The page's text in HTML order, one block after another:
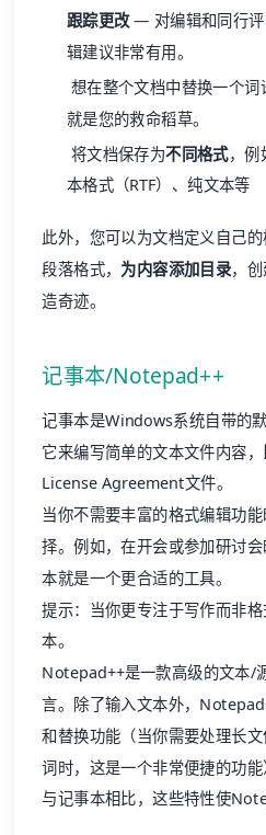
跟踪更改— 对编辑和同行评
辑建议非常有用。
想在整个文档中替换一个词
就是您的救命稻草。
将文档保存为不同格式，例
本格式（RTF）、纯文本等
此外，您可以为文档定义自己
段落格式， 为内容添加目录，
造奇迹。
记事本/Notepad++
记事本是Windows系统自带的
它来编写简单的文本文件内容
License Agreement文件。
当你不需要丰富的格式编辑功
择。例如，在开会或参加研讨
本就是一个更合适的工具。
提示：当你更专注于写作而非
本。
Notepad++是一款高级的文本/
言。除了输入文本外，
和替换功能（当你需要处理长
词时，这是一个非常便捷的功能
与记事本相比，这些特性使